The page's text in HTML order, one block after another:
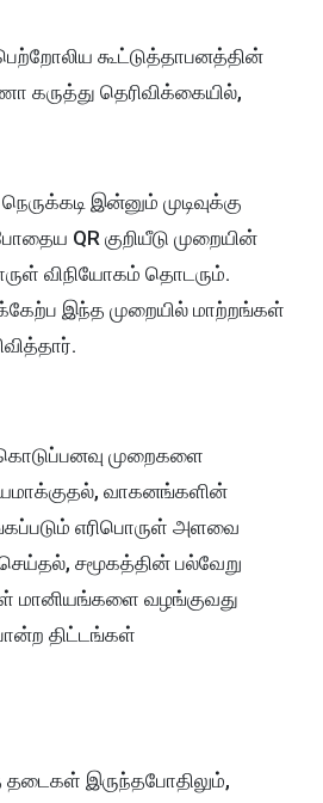
கூட்டுத்தாபனத்தின்
கருத்து தெரிவிக்கையில்,
இன்னும் முடிவுக்கு
QR குறியீடு முறையின்
விநியோகம் தொடரும்.
இந்த முறையில் மாற்றங்கள்
கொடுப்பனவு முறைகளை
வாகனங்களின்
எரிபொருள் அளவை
சமூகத்தின் பல்வேறு
மானியங்களை வழங்குவது
திட்டங்கள்
தடைகள் இருந்தபோதிலும்,